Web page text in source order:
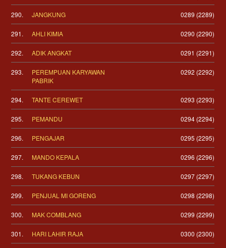
290. JANGKUNG 0289 (2289)
291. AHLI KIMIA 0290 (2290)
292. ADIK ANGKAT 0291 (2291)
293.
PEREMPUAN KARYAWAN
PABRIK
0292 (2292)
294. TANTE CEREWET 0293 (2293)
295. PEMANDU 0294 (2294)
296. PENGAJAR 0295 (2295)
297. MANDO KEPALA 0296 (2296)
298. TUKANG KEBUN 0297 (2297)
299. PENJUAL MI GORENG 0298 (2298)
300. MAK COMBLANG 0299 (2299)
301. HARI LAHIR RAJA 0300 (2300)